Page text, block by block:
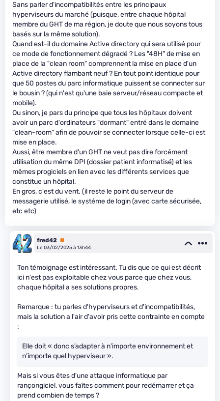
Sans parler d'incompatibilités entre les principaux
hyperviseurs du marché (puisque, entre chaque hôpital
membre du GHT de ma région, je doute que nous soyons tous
basés sur la même solution).
Quand est-il du domaine Active directory qui sera utilisé pour
ce mode de fonctionnement dégradé ? Les "48H" de mise en
place de la "clean room" comprennent la mise en place d'un
Active directory flambant neuf ? En tout point identique pour
que 50 postes du parc informatique puissent se connecter sur
le bousin ? (qui n'est qu'une baie serveur/réseau compacte et
mobile).
Ou sinon, je pars du principe que tous les hôpitaux doivent
avoir un parc d'ordinateurs "dormant" entré dans le domaine
"clean-room" afin de pouvoir se connecter lorsque celle-ci est
mise en place.
Aussi, être membre d'un GHT ne veut pas dire forcément
utilisation du même DPI (dossier patient informatisé) et les
mêmes progiciels en lien avec les différents services que
constitue un hôpital.
En gros, c'est du vent. (il reste le point du serveur de
messagerie utilisé, le systéme de login (avec carte sécurisée,
etc etc)
fred42 Premium
Le 03/02/2025 à 13h44
Ton témoignage est intéressant. Tu dis que ce qui est décrit
ici n'est pas exploitable chez vous parce que chez vous,
chaque hôpital a ses solutions propres.
Remarque : tu parles d'hyperviseurs et d'incompatibilités,
mais la solution a l'air d'avoir pris cette contrainte en compte
:
Elle doit « donc s’adapter à n’importe environnement et
n’importe quel hyperviseur ».
Mais si vous êtes d'une attaque informatique par
rançongiciel, vous faîtes comment pour redémarrer et ça
prend combien de temps ?